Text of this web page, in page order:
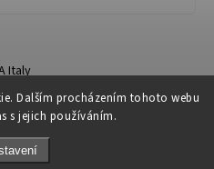
Dalším procházením tohoto webu
s jejich používáním.
Italy